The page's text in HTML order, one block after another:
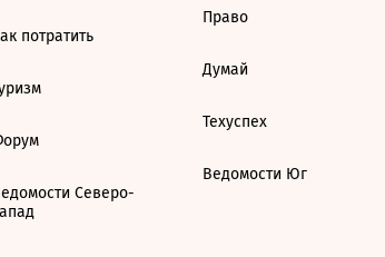
потратить
Северо-
Право
Думай
Техуспех
Ведомости Юг